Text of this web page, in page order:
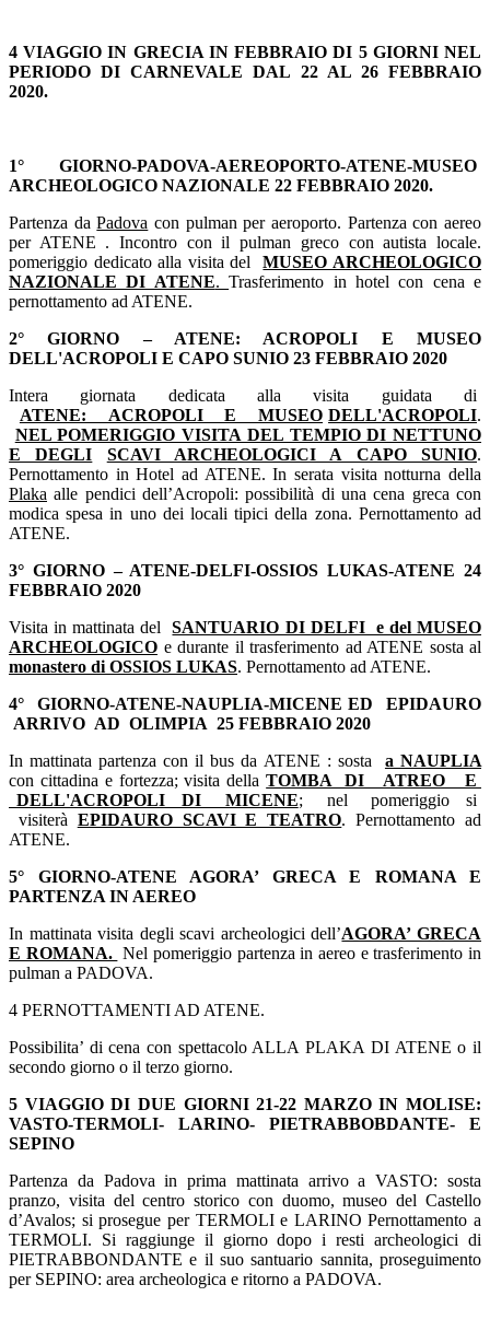
4 VIAGGIO IN GRECIA IN FEBBRAIO DI 5 GIORNI NEL
PERIODO DI CARNEVALE DAL 22 AL 26 FEBBRAIO
2020.
1° GIORNO-PADOVA-AEREOPORTO-ATENE-MUSEO
ARCHEOLOGICO NAZIONALE 22 FEBBRAIO 2020.
Partenza daPadova con pulman per aeroporto. Partenza con aereo
per ATENE . Incontro con il pulman greco con autista locale.
pomeriggio dedicato alla visita del
MUSEO ARCHEOLOGICO
NAZIONALE DI ATENE.Trasferimento in hotel con cena e
pernottamento ad ATENE.
2° GIORNO – ATENE: ACROPOLI E MUSEO
DELL'ACROPOLI E CAPO SUNIO 23 FEBBRAIO 2020
Intera giornata dedicata alla visita guidata di
ATENE: ACROPOLI E MUSEO DELL'ACROPOLI.
NEL POMERIGGIO VISITA DEL TEMPIO DI NETTUNO
E DEGLI
SCAVI ARCHEOLOGICI A CAPO SUNIO.
Pernottamento in Hotel ad ATENE. In serata visita notturna della
Plaka alle pendici dell’Acropoli: possibilità di una cena greca con
modica spesa in uno dei locali tipici della zona. Pernottamento ad
ATENE.
3° GIORNO – ATENE-DELFI-OSSIOS LUKAS-ATENE 24
FEBBRAIO 2020
Visita in mattinata del
SANTUARIO DI DELFI e del MUSEO
ARCHEOLOGICO e durante il trasferimento ad ATENE sosta al
monastero di OSSIOS LUKAS. Pernottamento ad ATENE.
4° GIORNO-ATENE-NAUPLIA-MICENE ED EPIDAURO
ARRIVO AD OLIMPIA 25 FEBBRAIO 2020
In mattinata partenza con il bus da ATENE : sosta
a NAUPLIA
con cittadina e fortezza; visita dellaTOMBA DI ATREO E
DELL'ACROPOLI DI MICENE; nel pomeriggio si
visiterà EPIDAURO SCAVI E TEATRO. Pernottamento ad
ATENE.
5° GIORNO-ATENE AGORA’ GRECA E ROMANA E
PARTENZA IN AEREO
In mattinata visita degli scavi archeologici dell’AGORA’ GRECA
E ROMANA. Nel pomeriggio partenza in aereo e trasferimento in
pulman a PADOVA.
4 PERNOTTAMENTI AD ATENE.
Possibilita’ di cena con spettacolo ALLA PLAKA DI ATENE o il
secondo giorno o il terzo giorno.
5 VIAGGIO DI DUE GIORNI 21-22 MARZO IN MOLISE:
VASTO-TERMOLI- LARINO- PIETRABBOBDANTE- E
SEPINO
Partenza da Padova in prima mattinata arrivo a VASTO: sosta
pranzo, visita del centro storico con duomo, museo del Castello
d’Avalos; si prosegue per TERMOLI e LARINO Pernottamento a
TERMOLI. Si raggiunge il giorno dopo i resti archeologici di
PIETRABBONDANTE e il suo santuario sannita, proseguimento
per SEPINO: area archeologica e ritorno a PADOVA.